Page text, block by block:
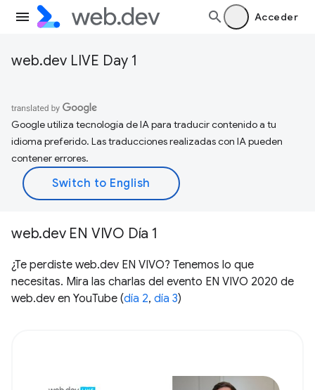
Acceder
web.dev LIVE Day 1
Google utiliza tecnología de IA para traducir contenido a tu
idioma preferido. Las traducciones realizadas con IA pueden
contener errores.
web.dev EN VIVO Día 1
¿Te perdiste web.dev EN VIVO? Tenemos lo que
necesitas. Mira las charlas del evento EN VIVO 2020 de
web.dev en YouTube (día 2, día 3)